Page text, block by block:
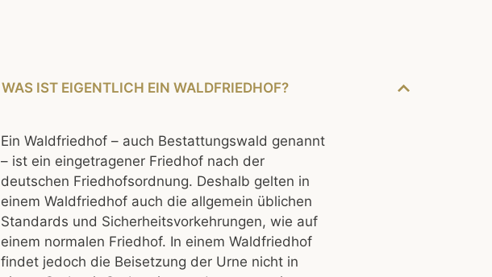
WAS IST EIGENTLICH EIN WALDFRIEDHOF?
Ein Waldfriedhof – auch Bestattungswald genannt
– ist ein eingetragener Friedhof nach der
deutschen Friedhofsordnung. Deshalb gelten in
einem Waldfriedhof auch die allgemein üblichen
Standards und Sicherheitsvorkehrungen, wie auf
einem normalen Friedhof. In einem Waldfriedhof
findet jedoch die Beisetzung der Urne nicht in